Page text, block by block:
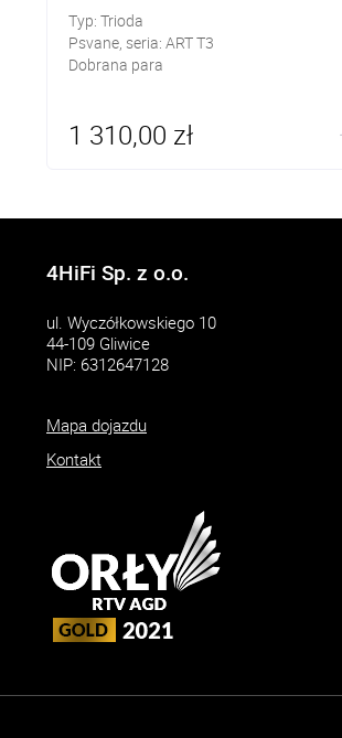
Typ: Trioda
Psvane, seria: ART T3
Dobrana para
1 310,00 zł
4HiFi Sp. z o.o.
ul. Wyczółkowskiego 10
44-109 Gliwice
NIP: 6312647128
Mapa dojazdu
Kontakt